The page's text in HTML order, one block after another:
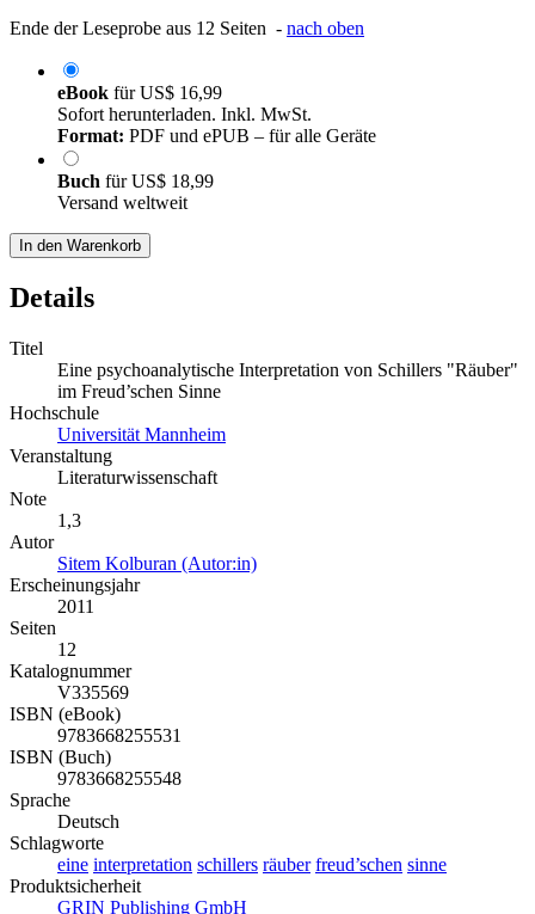
Ende der Leseprobe aus 12 Seiten - nach oben
eBook fürUS$ 16,99
Sofort herunterladen. Inkl. MwSt.
Format: PDF und ePUB – für alle Geräte
Buch fürUS$ 18,99
Versand weltweit
In den Warenkorb
Details
Titel
Eine psychoanalytische Interpretation von Schillers "Räuber"
im Freud’schen Sinne
Hochschule
Universität Mannheim
Veranstaltung
Literaturwissenschaft
Note
1,3
Autor
Sitem Kolburan (Autor:in)
Erscheinungsjahr
2011
Seiten
12
Katalognummer
V335569
ISBN (eBook)
9783668255531
ISBN (Buch)
9783668255548
Sprache
Deutsch
Schlagworte
eine interpretation schillers räuber freud’schen sinne
Produktsicherheit
GRIN Publishing GmbH